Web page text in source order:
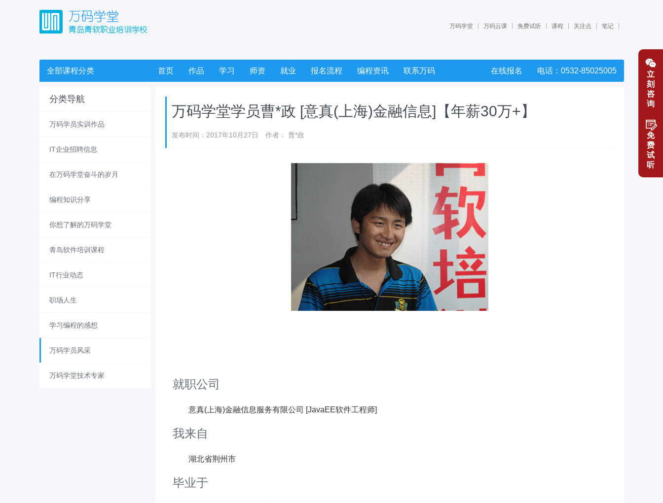
万码学堂 万码云课 免费试听 课程 关注点 笔记
全部课程分类 首页 作品 学习 师资 就业 报名流程 编程资讯 联系万码 电话：0532-85025005
在线报名
分类导航
万码学员实训作品
IT企业招聘信息
在万码学堂奋斗的岁月
编程知识分享
你想了解的万码学堂
青岛软件培训课程
IT行业动态
职场人生
学习编程的感想
万码学员风采
万码学堂技术专家
万码学堂学员曹*政 [意真(上海)金融信息]【年薪30万+】
发布时间：2017年10月27日 作者： 曹*政
就职公司
意真(上海)金融信息服务有限公司 [JavaEE软件工程师]
我来自
湖北省荆州市
毕业于
立
刻
咨
询
免
费
试
听